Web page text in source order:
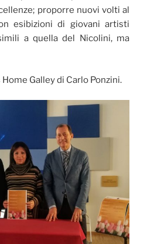
proporre nuovi volti al
esibizioni di giovani artisti
a quella del Nicolini, ma
Galley di Carlo Ponzini.